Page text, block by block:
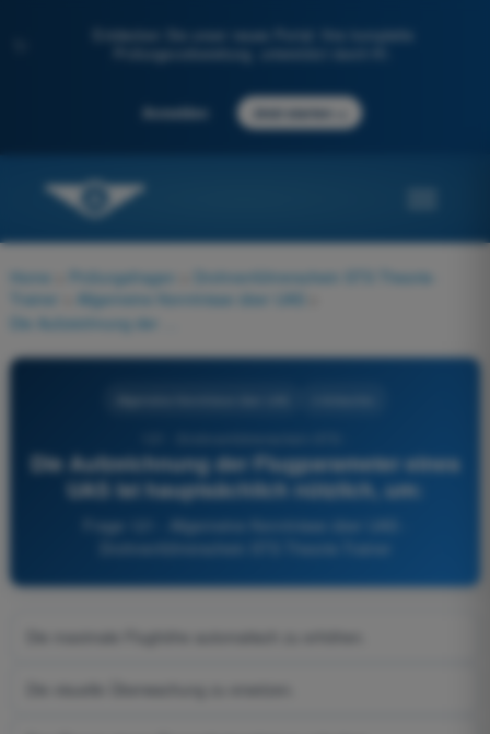
Entdecken Sie unser neues Portal: Ihre komplette
Prüfungsvorbereitung, unterstützt durch KI.
Anmelden Jetzt starten
Home Prüfungsfragen
Drohnenführerschein STS Theorie-
Trainer
Allgemeine Kenntnisse über UAS
Die Aufzeichnung der Flugparameter eines
UAS ist hauptsächlich nützlich, um:
Frage 121 - Allgemeine Kenntnisse über UAS -